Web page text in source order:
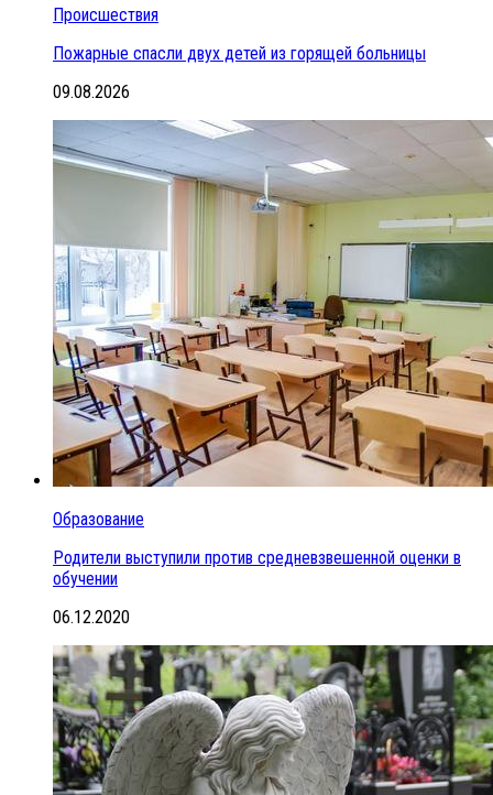
Происшествия
Пожарные спасли двух детей из горящей больницы
09.08.2026
Образование
Родители выступили против средневзвешенной оценки в
обучении
06.12.2020